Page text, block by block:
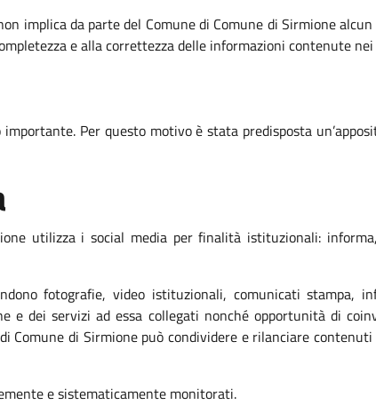
implica da parte del Comune di Comune di Sirmione
e alla correttezza delle informazioni contenute
Per questo motivo è stata predisposta
utilizza i social media per finalità istituzionali:
fotografie, video istituzionali, comunicati stampa,
e dei servizi ad essa collegati nonché opportunità di
Comune di Sirmione può condividere e rilanciare
e sistematicamente monitorati.